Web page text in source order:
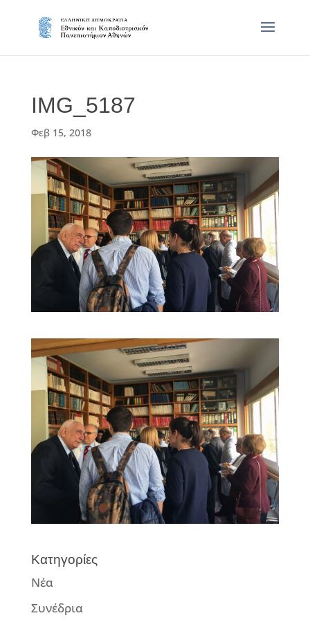
IMG_5187
Φεβ 15, 2018
Κατηγορίες
Νέα
Συνέδρια